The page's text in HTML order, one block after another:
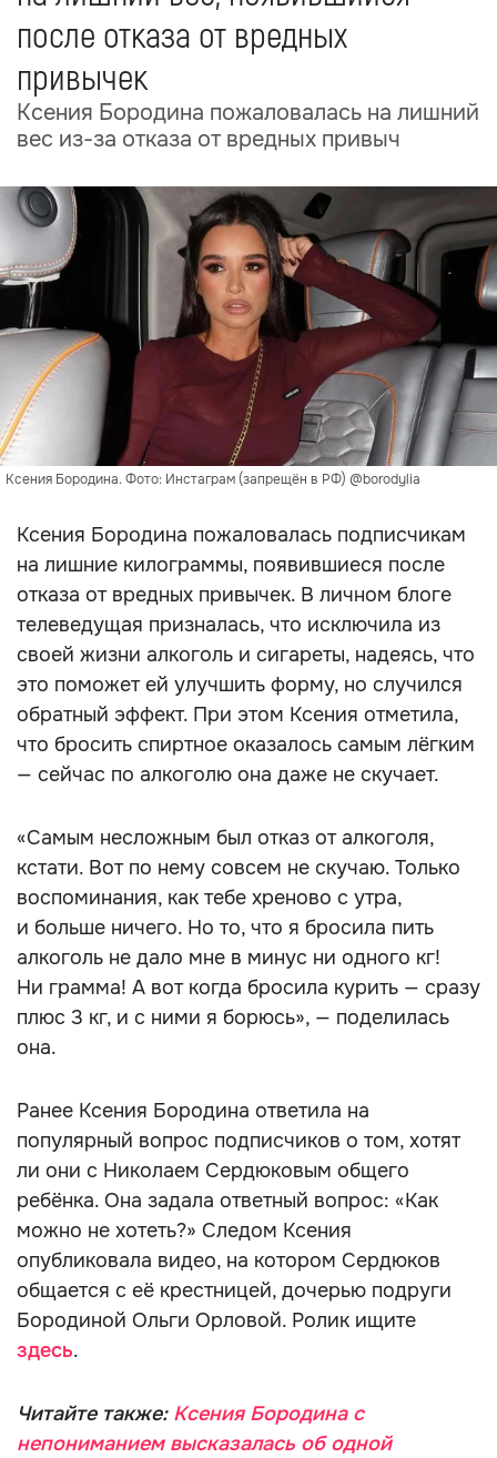
после отказа от вредных
привычек
Ксения Бородина пожаловалась на лишний
вес из-за отказа от вредных привыч
Ксения Бородина. Фото: Инстаграм (запрещён в РФ) @borodylia
Ксения Бородина пожаловалась подписчикам
на лишние килограммы, появившиеся после
отказа от вредных привычек. В личном блоге
телеведущая призналась, что исключила из
своей жизни алкоголь и сигареты, надеясь, что
это поможет ей улучшить форму, но случился
обратный эффект. При этом Ксения отметила,
что бросить спиртное оказалось самым лёгким
— сейчас по алкоголю она даже не скучает.
«Самым несложным был отказ от алкоголя,
кстати. Вот по нему совсем не скучаю. Только
воспоминания, как тебе хреново с утра,
и больше ничего. Но то, что я бросила пить
алкоголь не дало мне в минус ни одного кг!
Ни грамма! А вот когда бросила курить — сразу
плюс 3 кг, и с ними я борюсь», — поделилась
она.
Ранее Ксения Бородина ответила на
популярный вопрос подписчиков о том, хотят
ли они с Николаем Сердюковым общего
ребёнка. Она задала ответный вопрос: «Как
можно не хотеть?» Следом Ксения
опубликовала видео, на котором Сердюков
общается с её крестницей, дочерью подруги
Бородиной Ольги Орловой. Ролик ищите
здесь.
Читайте также: Ксения Бородина с
непониманием высказалась об одной